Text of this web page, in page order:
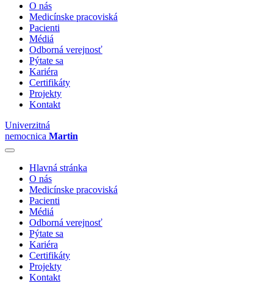
O nás
Medicínske pracoviská
Pacienti
Médiá
Odborná verejnosť
Pýtate sa
Kariéra
Certifikáty
Projekty
Kontakt
Univerzitná
nemocnica Martin
Hlavná stránka
O nás
Medicínske pracoviská
Pacienti
Médiá
Odborná verejnosť
Pýtate sa
Kariéra
Certifikáty
Projekty
Kontakt